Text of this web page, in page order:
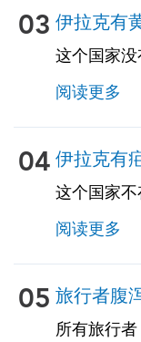
03 伊拉克有
这个国家
的黄热病
在黄热病的
请咨询我
阅读更多
04 伊拉克有
这个国家不
阅读更多
05 旅行者腹
所有旅行